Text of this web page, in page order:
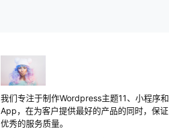
我们专注于制作Wordpress主题11、小程序和
App，在为客户提供最好的产品的同时，保证
优秀的服务质量。